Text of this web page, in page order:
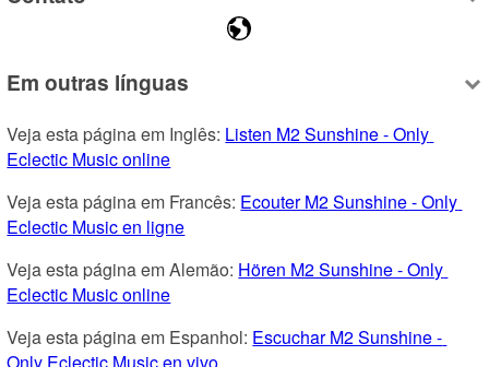
Em outras línguas
Veja esta página em Inglês: Listen M2 Sunshine - Only
Eclectic Music online
Veja esta página em Francês: Ecouter M2 Sunshine - Only
Eclectic Music en ligne
Veja esta página em Alemão: Hören M2 Sunshine - Only
Eclectic Music online
Veja esta página em Espanhol: Escuchar M2 Sunshine -
Only Eclectic Music en vivo